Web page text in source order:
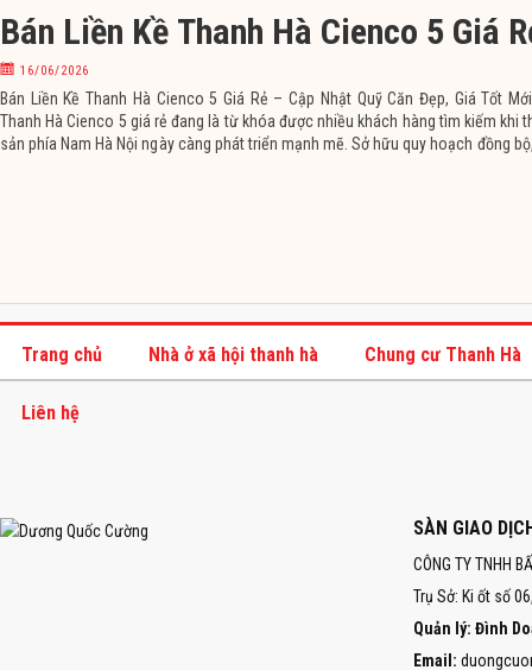
Bán Liền Kề Thanh Hà Cienco 5 Giá
16/06/2026
Bán Liền Kề Thanh Hà Cienco 5 Giá Rẻ – Cập Nhật Quỹ Căn Đẹp, Giá Tốt
Thanh Hà Cienco 5 giá rẻ đang là từ khóa được nhiều khách hàng tìm kiếm khi
sản phía Nam Hà Nội ngày càng phát triển mạnh mẽ. Sở hữu quy hoạch đồng
Trang chủ Nhà ở xã hội thanh hà Chung cư Thanh Hà
Liên hệ
SÀN GIAO
CÔNG TY TNHH
Trụ Sở: Ki ốt số
Quản lý: Đình
Email: